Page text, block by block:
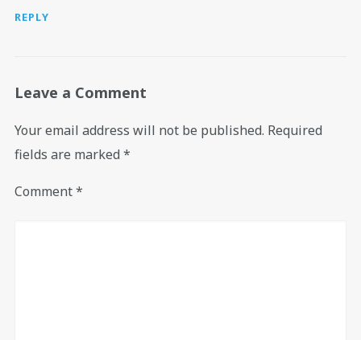
REPLY
Leave a Comment
Your email address will not be published. Required
fields are marked *
Comment*